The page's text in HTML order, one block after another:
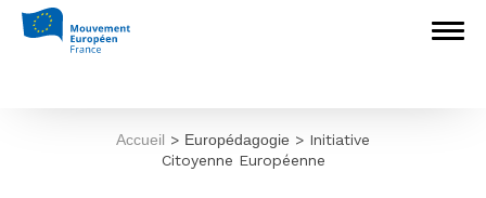
Accueil > Europédagogie > Initiative
Citoyenne Européenne